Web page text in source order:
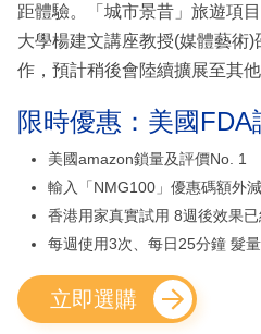
距體驗。「城市景昔」旅遊項
大學楊建文講座教授(媒體藝術
作，預計稍後會陸續擴展至其他
限時優惠：美國
美國amazon鎖量及評價No. 1
輸入「NMG100」優惠碼額外
香港用家真實試用 8週後效果
每週使用3次、每日25分鐘 髮
立即選購